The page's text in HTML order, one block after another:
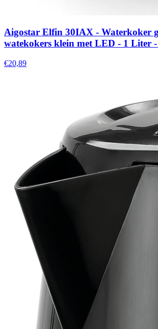
Aigostar Elfin 30IAX - Waterkoker
watekokers klein met LED - 1 Liter
€20,89